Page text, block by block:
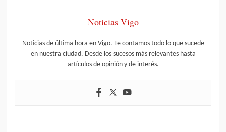
Noticias Vigo
Noticias de última hora en Vigo. Te contamos todo lo que sucede
en nuestra ciudad. Desde los sucesos más relevantes hasta
artículos de opinión y de interés.